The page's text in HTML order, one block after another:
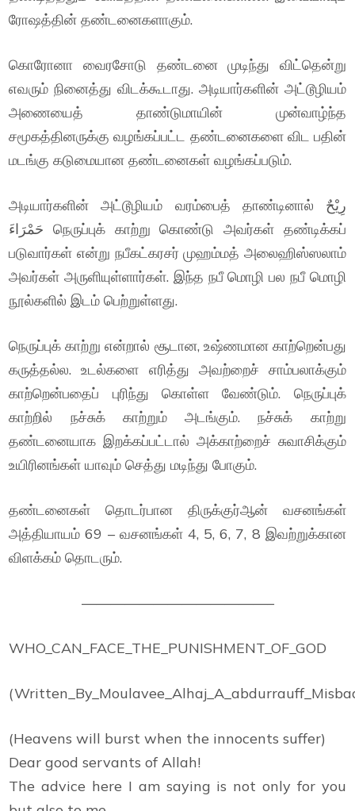
ரோஷத்தின் தண்டனைகளாகும்.
கொரோனா வைரசோடு தண்டனை முடிந்து விட்தென்று
எவரும் நினைத்து விடக்கூடாது. அடியார்களின் அட்டூழியம்
அணையைத் தாண்டுமாயின் முன்வாழ்ந்த
சமூகத்தினருக்கு வழங்கப்பட்ட தண்டனைகளை விட பதின்
மடங்கு கடுமையான தண்டனைகள் வழங்கப்படும்.
அடியார்களின் அட்டூழியம் வரம்பைத் தாண்டினால் رِيْحٌ
حَمْرَاءَ நெருப்புக் காற்று கொண்டு அவர்கள் தண்டிக்கப்
படுவார்கள் என்று நபீகட்கரசர் முஹம்மத் அலைஹிஸ்ஸலாம்
அவர்கள் அருளியுள்ளார்கள். இந்த நபீ மொழி பல நபீ மொழி
நூல்களில் இடம் பெற்றுள்ளது.
நெருப்புக் காற்று என்றால் சூடான, உஷ்ணமான காற்றென்பது
கருத்தல்ல. உடல்களை எரித்து அவற்றைச் சாம்பலாக்கும்
காற்றென்பதைப் புரிந்து கொள்ள வேண்டும். நெருப்புக்
காற்றில் நச்சுக் காற்றும் அடங்கும். நச்சுக் காற்று
தண்டனையாக இறக்கப்பட்டால் அக்காற்றைச் சுவாசிக்கும்
உயிரினங்கள் யாவும் செத்து மடிந்து போகும்.
தண்டனைகள் தொடர்பான திருக்குர்ஆன் வசனங்கள்
அத்தியாயம் 69 – வசனங்கள் 4, 5, 6, 7, 8 இவற்றுக்கான
விளக்கம் தொடரும்.
—————————————–
WHO_CAN_FACE_THE_PUNISHMENT_OF_GOD
(Written_By_Moulavee_Alhaj_A
(Heavens will burst when the innocents suffer)
Dear good servants of Allah!
The advice here I am saying is not only for you